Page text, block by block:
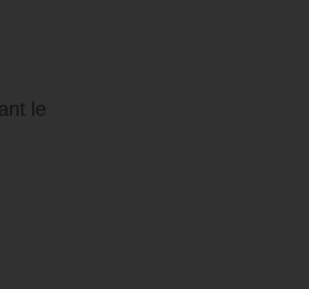
le